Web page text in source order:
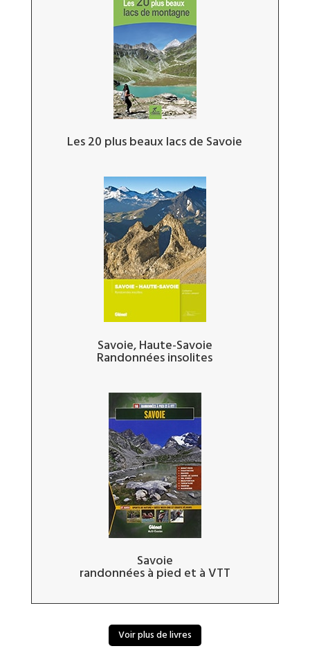
Les 20 plus beaux lacs de Savoie
Savoie, Haute-Savoie
Randonnées insolites
Savoie
randonnées à pied et à VTT
Voir plus de livres